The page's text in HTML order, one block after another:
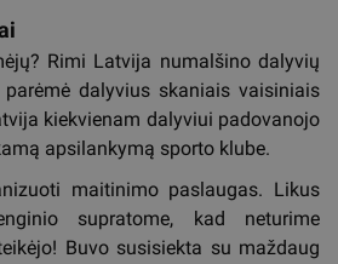
Rimi Latvija numalšino dalyvių
dalyvius skaniais vaisiniais
kiekvienam dalyviui padovanojo
apsilankymą sporto klube.
maitinimo paslaugas. Likus
supratome, kad neturime
Buvo susisiekta su maždaug